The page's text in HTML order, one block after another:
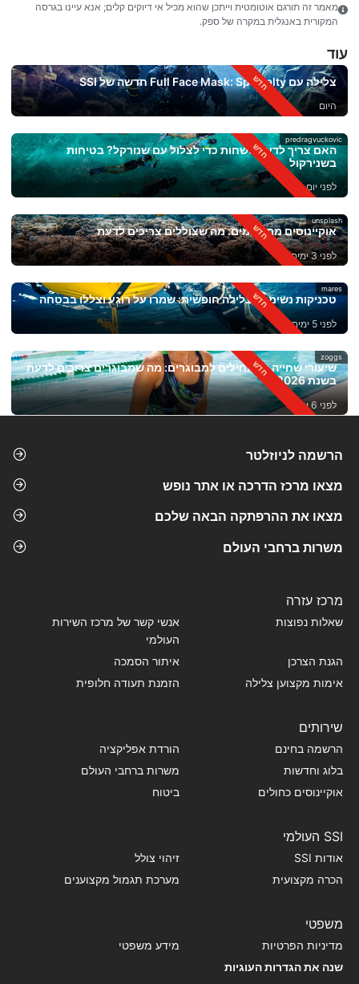
מאמר זה תורגם אוטומטית וייתכן שהוא מכיל אי דיוקים קלים; אנא עיינו בגרסה
המקורית באנגלית במקרה של ספק.
עוד
צלילה עם Full Face Mask: Specialty חדשה של SSI
היום
predragvuckovic
האם צריך לדעת לשחות כדי לצלול עם שנורקל? בטיחות
בשנירקול
לפני יום אחד
unsplash
אוקיינוסים מתחממים: מה שצוללים צריכים לדעת
לפני 3 ימים
mares
טכניקות נשימה לצלילה חופשית: שמרו על רוגע וצללו בבטחה
לפני 5 ימים
zoggs
שיעורי שחייה למתחילים למבוגרים: מה שמבוגרים צריכים לדעת
בשנת 2026
לפני 6 ימים
הרשמה לניוזלטר
מצאו מרכז הדרכה או אתר נופש
מצאו את ההרפתקה הבאה שלכם
משרות ברחבי העולם
מרכז עזרה
שאלות נפוצות
אנשי קשר של מרכז השירות
העולמי
הגנת הצרכן
איתור הסמכה
אימות מקצוען צלילה
הזמנת תעודה חלופית
שירותים
הרשמה בחינם
הורדת אפליקציה
בלוג וחדשות
משרות ברחבי העולם
אוקיינוסים כחולים
ביטוח
SSI העולמי
אודות SSI
זיהוי צולל
הכרה מקצועית
מערכת תגמול מקצוענים
משפטי
מדיניות הפרטיות
מידע משפטי
שנה את הגדרות העוגיות